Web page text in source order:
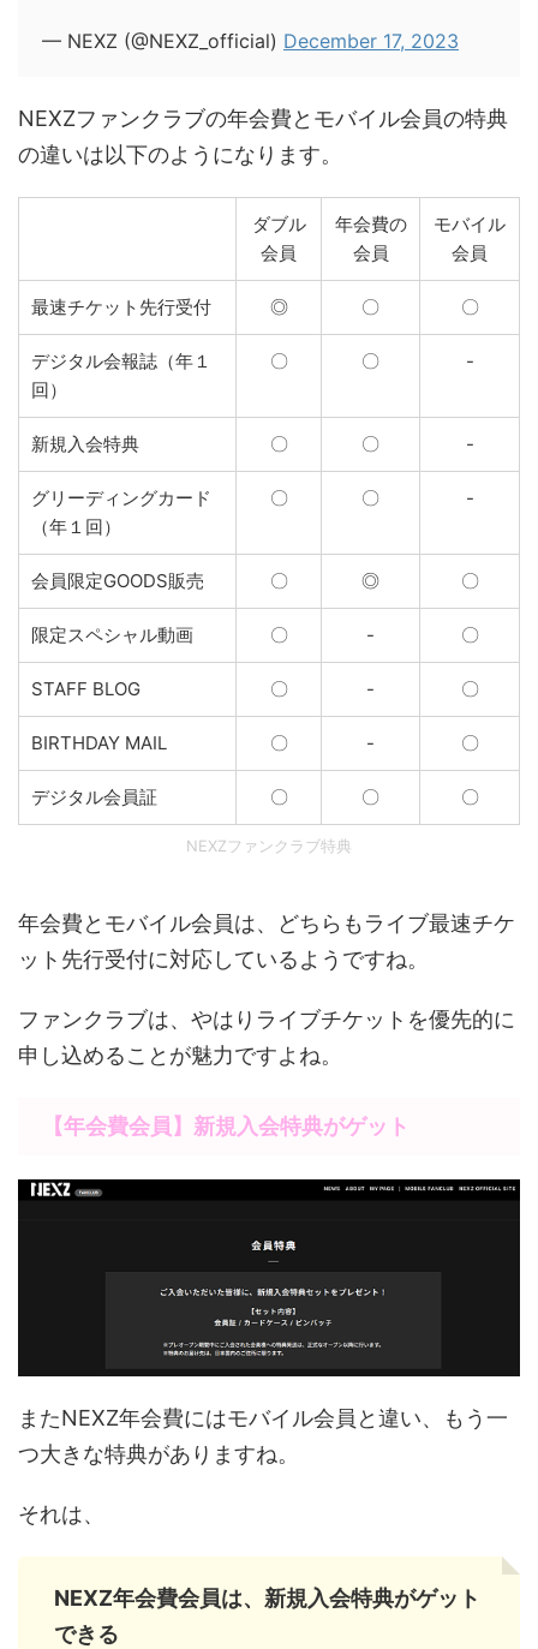
— NEXZ (@NEXZ_official) December 17, 2023
NEXZファンクラブの年会費とモバイル会員の特典
の違いは以下のようになります。
ダブル
会員
年会費の
会員
モバイル
会員
最速チケット先行受付 ◎ 〇 〇
デジタル会報誌（年１
回）
〇 〇 -
新規入会特典 〇 〇 -
グリーディングカード
（年１回）
〇 〇 -
会員限定GOODS販売 〇 ◎ 〇
限定スペシャル動画 〇 - 〇
STAFF BLOG 〇 - 〇
BIRTHDAY MAIL 〇 - 〇
デジタル会員証 〇 〇 〇
NEXZファンクラブ特典
年会費とモバイル会員は、どちらもライブ最速チケ
ット先行受付に対応しているようですね。
ファンクラブは、やはりライブチケットを優先的に
申し込めることが魅力ですよね。
【年会費会員 】 新規入会特典がゲット
またNEXZ年会費にはモバイル会員と違い、もう一
つ大きな特典がありますね。
それは、
NEXZ年会費会員は、新規入会特典がゲット
できる